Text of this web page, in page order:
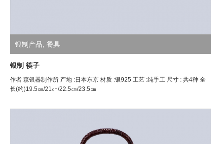
银制产品 餐具
银制 筷子
作者 森银器制作所 产地 :日本东京 材质 :银925 工艺 :纯手工 尺寸 : 共4种 全
长(约)19.5㎝/21㎝/22.5㎝/23.5㎝